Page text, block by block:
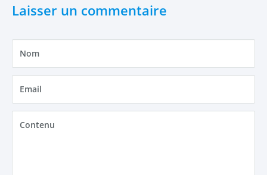
Laisser un commentaire
Nom
Email
Contenu